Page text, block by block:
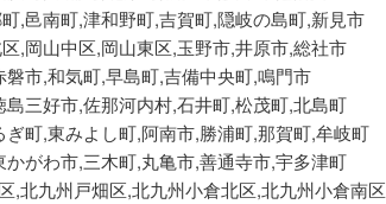
,邑南町,津和野町,吉賀町,隠岐の島町,新見市
,岡山中区,岡山東区,玉野市,井原市,総社市
市,和気町,早島町,吉備中央町,鳴門市
三好市,佐那河内村,石井町,松茂町,北島町
町,東みよし町,阿南市,勝浦町,那賀町,牟岐町
がわ市,三木町,丸亀市,善通寺市,宇多津町
,北九州戸畑区,北九州小倉北区,北九州小倉南区